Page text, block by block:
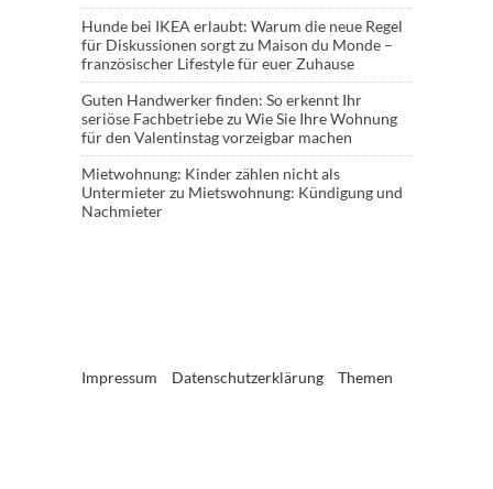
Hunde bei IKEA erlaubt: Warum die neue Regel
für Diskussionen sorgtzu Maison du Monde –
französischer Lifestyle für euer Zuhause
Guten Handwerker finden: So erkennt Ihr
seriöse Fachbetriebezu Wie Sie Ihre Wohnung
für den Valentinstag vorzeigbar machen
Mietwohnung: Kinder zählen nicht als
Untermieterzu Mietswohnung: Kündigung und
Nachmieter
Impressum Datenschutzerklärung Themen